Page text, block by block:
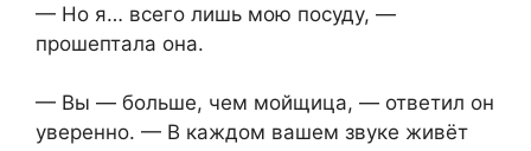
— Но я… всего лишь мою посуду, —
прошептала она.
— Вы — больше, чем мойщица, — ответил он
уверенно. — В каждом вашем звуке живёт